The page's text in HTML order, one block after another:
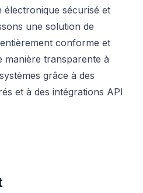
sécurisé et
une solution de
conforme et
manière transparente à
grâce à des
et à des intégrations API